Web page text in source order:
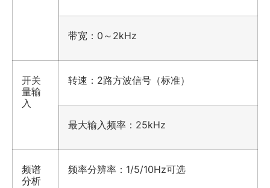
带宽：0～2kHz
开关
量输
入
转速：2路方波信号（标准）
最大输入频率：25kHz
频谱
分析
频率分辨率：1/5/10Hz可选